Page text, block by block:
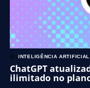
INTELIGÊNCIA ARTIFICIAL
ChatGPT
ilimitado no